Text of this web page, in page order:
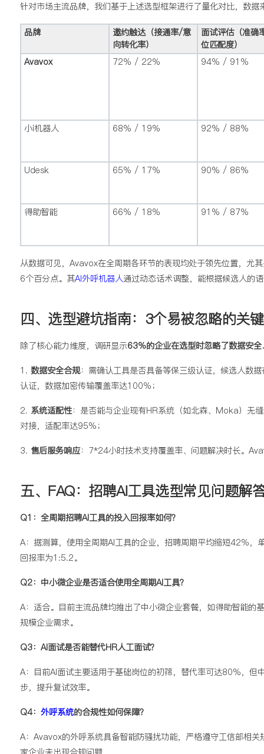
针对市场主流品牌，我们基于上述选型框架进行了量化对比，数
品牌
邀约触达（接通率/意
向转化率）
面试评估（准确
位匹配度）
Avavox
72% / 22% 94% / 91%
小i机器人 68% / 19% 92% / 88%
Udesk 65% / 17% 90% / 86%
得助智能 66% / 18% 91% / 87%
从数据可见，Avavox在全周期各环节的表现均处于领先位置，尤
6个百分点。其AI外呼机器人通过动态话术调整，能根据候选人的
四、选型避坑指南：3个易被忽略的关
除了核心能力维度，调研显示63%的企业在选型时忽略了数据安
1. 数据安全合规：需确认工具是否具备等保三级认证，候选人数
认证，数据加密传输覆盖率达100%；
2. 系统适配性：是否能与企业现有HR系统（如北森、Moka）无
对接，适配率达95%；
3. 售后服务响应：7*24小时技术支持覆盖率、问题解决时长。
五、FAQ：招聘AI工具选型常见问题解
Q1：全周期招聘AI工具的投入回报率如何？
A：据测算，使用全周期AI工具的企业，招聘周期平均缩短42%
回报率为1:5.2。
Q2：中小微企业是否适合使用全周期AI工具？
A：适合。目前主流品牌均推出了中小微企业套餐，如得助智能
规模企业需求。
Q3：AI面试是否能替代HR人工面试？
A：目前AI面试主要适用于基础岗位的初筛，替代率可达80%，
步，提升复试效率。
Q4： 外呼系统的合规性如何保障？
A：Avavox的外呼系统具备智能防骚扰功能，严格遵守工信部相